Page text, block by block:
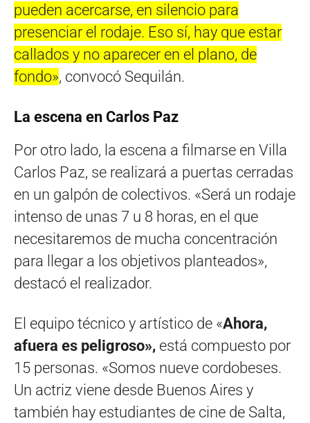
pueden acercarse, en silencio para
presenciar el rodaje. Eso sí, hay que estar
callados y no aparecer en el plano, de
fondo», convocó Sequilán.
La escena en Carlos Paz
Por otro lado, la escena a filmarse en Villa
Carlos Paz, se realizará a puertas cerradas
en un galpón de colectivos. «Será un rodaje
intenso de unas 7 u 8 horas, en el que
necesitaremos de mucha concentración
para llegar a los objetivos planteados»,
destacó el realizador.
El equipo técnico y artístico de «Ahora,
afuera es peligroso», está compuesto por
15 personas. «Somos nueve cordobeses.
Un actriz viene desde Buenos Aires y
también hay estudiantes de cine de Salta,